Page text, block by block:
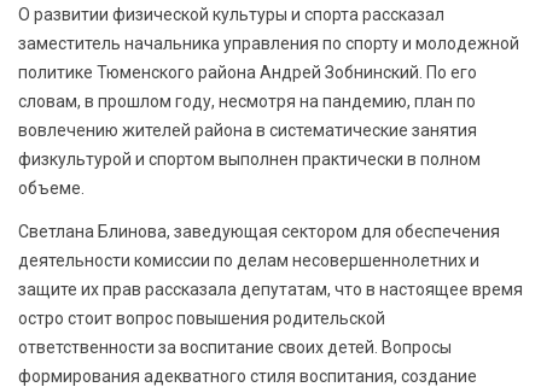
О развитии физической культуры и спорта рассказал
заместитель начальника управления по спорту и молодежной
политике Тюменского района Андрей Зобнинский. По его
словам, в прошлом году, несмотря на пандемию, план по
вовлечению жителей района в систематические занятия
физкультурой и спортом выполнен практически в полном
объеме.
Светлана Блинова, заведующая сектором для обеспечения
деятельности комиссии по делам несовершеннолетних и
защите их прав рассказала депутатам, что в настоящее время
остро стоит вопрос повышения родительской
ответственности за воспитание своих детей. Вопросы
формирования адекватного стиля воспитания, создание